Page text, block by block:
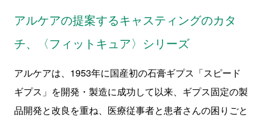
アルケアの提案するキャスティングのカタ
チ、〈フィットキュア〉シリーズ
アルケアは、1953年に国産初の石膏ギプス「スピード
ギプス」を開発・製造に成功して以来、ギプス固定の製
品開発と改良を重ね、医療従事者と患者さんの困りごと